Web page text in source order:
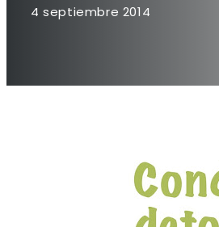
4 septiembre 2014